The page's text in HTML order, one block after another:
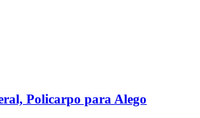
Policarpo para Alego